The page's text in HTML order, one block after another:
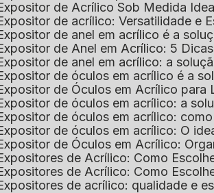
Expositor de Acrílico Sob Medida
Expositor de acrílico: Versatilidade e
Expositor de anel em acrílico é a
Expositor de Anel em Acrílico: 5
Expositor de anel em acrílico: a
Expositor de óculos em acrílico é a
Expositor de Óculos em Acrílico para
Expositor de óculos em acrílico: a
Expositor de óculos em acrílico:
Expositor de óculos em acrílico: O
Expositor de Óculos em Acrílico:
Expositores de Acrílico: Como
Expositores de Acrílico: Como
Expositores de acrílico: qualidade e